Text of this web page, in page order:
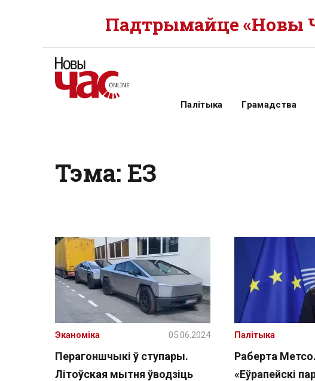
Падтрымайце «Новы
Палітыка Грамадства
Тэма: ЕЗ
Перагоншчыкі ў ступары.
Літоўская мытня ўводзіць
Эканоміка 05.06.2024
Раберта
«Еўрапейскі
Палітыка